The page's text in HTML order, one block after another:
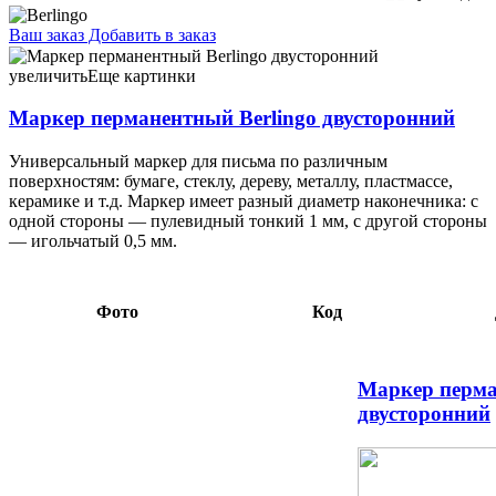
Ваш заказ Добавить в заказ
Маркер перманентный Berlingo двусторонний красный 2,92
056211 черный 3,13 047610
увеличитьЕще картинки
Маркер перманентный Berlingo двусторонний
Универсальный маркер для письма по различным
поверхностям: бумаге, стеклу, дереву, металлу, пластмассе,
керамике и т.д. Маркер имеет разный диаметр наконечника: с
одной стороны — пулевидный тонкий 1 мм, с другой стороны
— игольчатый 0,5 мм.
Фото Код
Маркер
двусторонний